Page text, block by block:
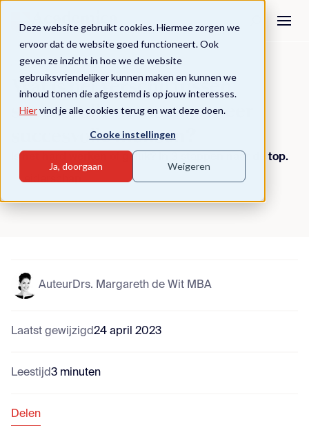
Deze website gebruikt cookies. Hiermee zorgen we
ervoor dat de website goed functioneert. Ook
geven ze inzicht in hoe we de website
gebruiksvriendelijker kunnen maken en kunnen we
inhoud tonen die afgestemd is op jouw interesses.
Hiervind je alle cookies terug en wat deze doen.
Cooke instellingen
Ja, doorgaan Weigeren
Terug naar overzicht
Wat is het verschil tussen
succesvolle mensen en zeer
succesvolle mensen?
Is het hard werken of geluk? In 3 stappen naar de top.
Leiderschap
AuteurDrs. Margareth de Wit MBA
Laatst gewijzigd24 april 2023
Leestijd3 minuten
Delen